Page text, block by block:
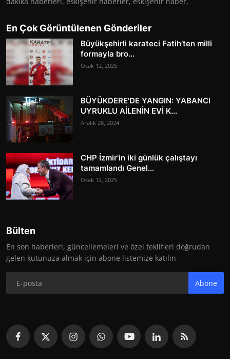
En Çok Görüntülenen Gönderiler
Büyükşehirli karateci Fatih’ten milli
formayla bro...
Ocak 12, 2025
BÜYÜKDERE'DE YANGIN: YABANCI
UYRUKLU AİLENİN EVİ K...
Aralık 28, 2024
CHP İzmir'in iki günlük çalıştayı
tamamlandı Genel...
Ocak 12, 2025
Bülten
En son haberleri, güncellemeleri ve özel teklifleri doğrudan
gelen kutunuza almak için abone listemize katılın
Abone